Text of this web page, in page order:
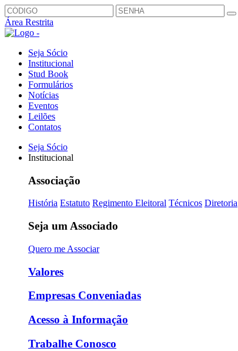
Área Restrita
Seja Sócio
Institucional
Stud Book
Formulários
Notícias
Eventos
Leilões
Contatos
Seja Sócio
Institucional
Associação
História Estatuto Regimento Eleitoral Técnicos Diretoria
Seja um Associado
Quero me Associar
Valores
Empresas Conveniadas
Acesso à Informação
Trabalhe Conosco